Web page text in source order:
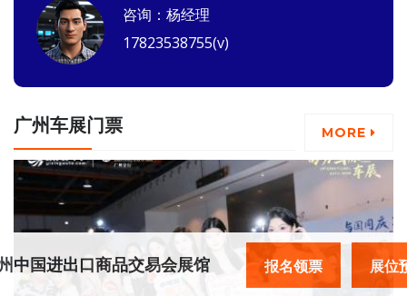
咨询：杨经理
17823538755(v)
广州车展门票 MORE
中国进出口商品交易会展馆 报名领票 展位